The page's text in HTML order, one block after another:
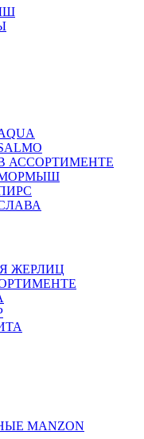
АССОРТИМЕНТЕ
МОРМЫШ
ЖЕРЛИЦ
MANZON